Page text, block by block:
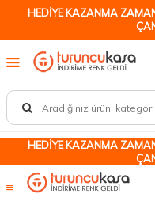
HEDİYE KAZANMA
HEDİYE KAZANMA